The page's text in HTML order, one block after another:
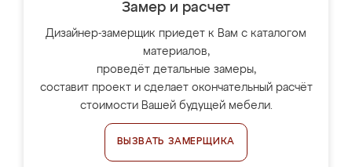
Замер и расчет
Дизайнер-замерщик приедет к Вам с каталогом
материалов,
проведёт детальные замеры,
составит проект и сделает окончательный расчёт
стоимости Вашей будущей мебели.
ВЫЗВАТЬ ЗАМЕРЩИКА